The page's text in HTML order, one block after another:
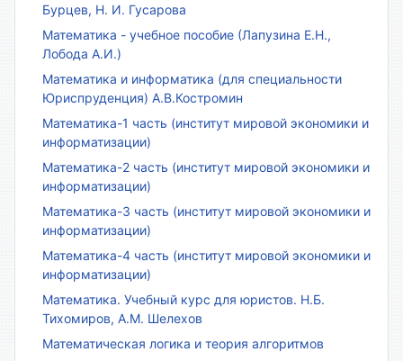
Бурцев, Н. И. Гусарова
Математика - учебное пособие (Лапузина Е.Н.,
Лобода А.И.)
Математика и информатика (для специальности
Юриспруденция) А.В.Костромин
Математика-1 часть (институт мировой экономики и
информатизации)
Математика-2 часть (институт мировой экономики и
информатизации)
Математика-3 часть (институт мировой экономики и
информатизации)
Математика-4 часть (институт мировой экономики и
информатизации)
Математика. Учебный курс для юристов. Н.Б.
Тихомиров, А.М. Шелехов
Математическая логика и теория алгоритмов